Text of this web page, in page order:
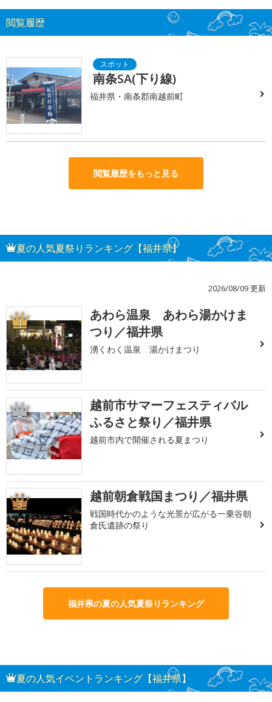
閲覧履歴
南条SA(下り線)
福井県・南条郡南越前町
閲覧履歴をもっと見る
夏の人気夏祭りランキング【福井県】
2026/08/09 更新
1
あわら温泉 あわら湯かけま
つり／福井県
湧くわく温泉 湯かけまつり
2
越前市サマーフェスティバル
ふるさと祭り／福井県
越前市内で開催される夏まつり
3 越前朝倉戦国まつり／福井県
戦国時代かのような光景が広がる一乗谷朝
倉氏遺跡の祭り
福井県の夏の人気夏祭りランキング
夏の人気イベントランキング【福井県】